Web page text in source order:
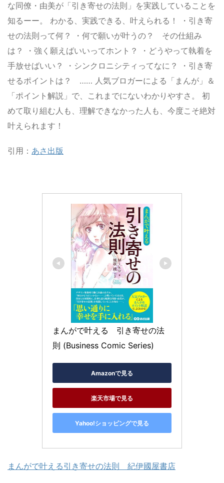
な同僚・由美が「引き寄せの法則」を実践していることを
知るーー。 わかる、実践できる、叶えられる！ ・引き寄
せの法則って何？ ・何で願いが叶うの？ その仕組み
は？ ・強く願えばいいってホント？ ・どうやって執着を
手放せばいい？ ・シンクロニシティってなに？ ・引き寄
せるポイントは？ …… 人気ブロガーによる「まんが」＆
「ポイント解説」で、これまでにないわかりやすさ。 初
めて取り組む人も、理解できなかった人も、今度こそ絶対
叶えられます！
引用： あさ出版
まんがで叶える　引き寄せの法
則 (Business Comic Series)
Amazonで見る
楽天市場で見る
Yahoo!ショッピングで見る
まんがで叶える引き寄せの法則 紀伊國屋書店